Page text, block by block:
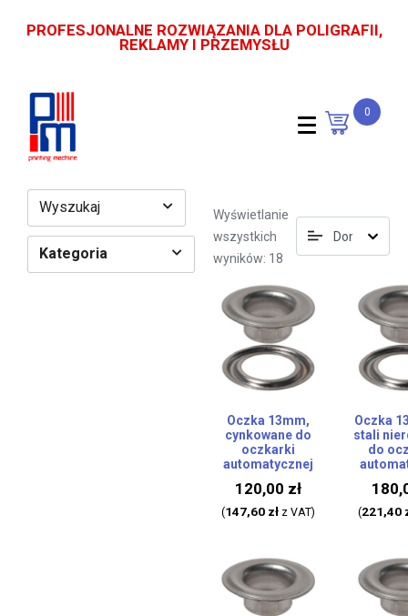
PROFESJONALNE ROZWIĄZANIA DLA POLIGRAFII,
REKLAMY I PRZEMYSŁU
0
Wyszukaj
Kategoria
Wyświetlanie
wszystkich
wyników: 18
Oczka 13mm,
cynkowane do
oczkarki
automatycznej
120,00 zł
(147,60 złz VAT)
Oczka
stali
do
(221,40